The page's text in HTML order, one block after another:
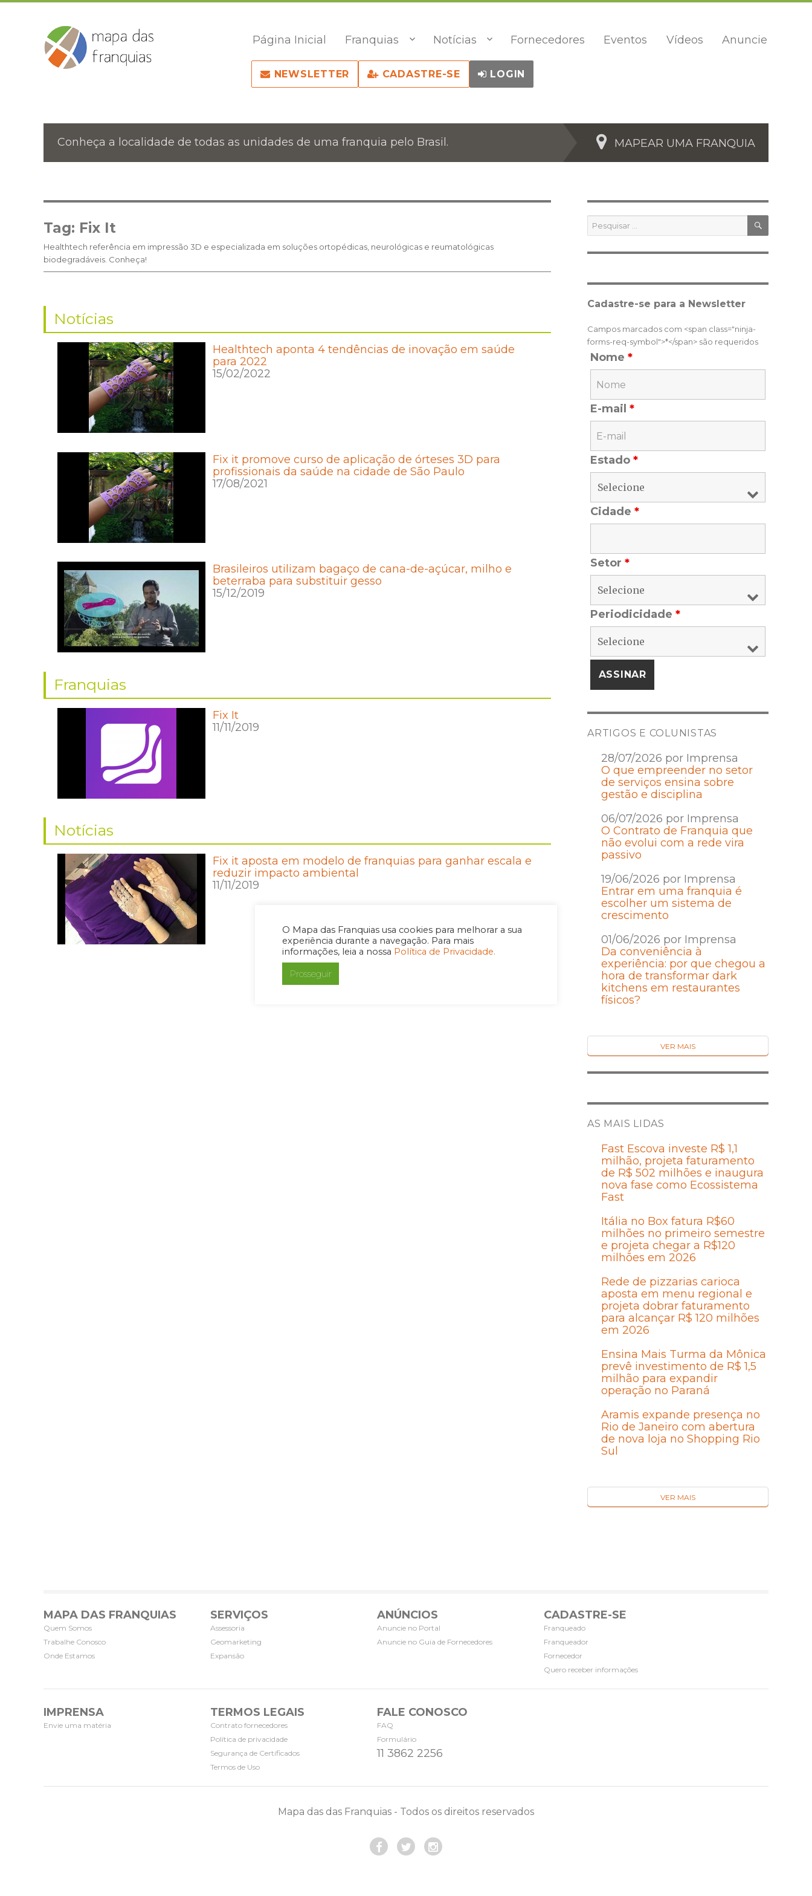
O Mapa das Franquias usa cookies para melhorar a sua
experiência durante a navegação. Para mais
informações, leia a nossa Política de Privacidade.
Prosseguir
Página Inicial Franquias Notícias Fornecedores Eventos Vídeos Anuncie
NEWSLETTER CADASTRE-SE LOGIN
Conheça a localidade de todas as unidades de uma franquia pelo Brasil. MAPEAR UMA FRANQUIA
Tag: Fix It
Healthtech referência em impressão 3D e especializada em soluções ortopédicas, neurológicas e reumatológicas
biodegradáveis. Conheça!
Notícias
Healthtech aponta 4 tendências de inovação em saúde
para 2022
15/02/2022
Fix it promove curso de aplicação de órteses 3D para
profissionais da saúde na cidade de São Paulo
17/08/2021
Brasileiros utilizam bagaço de cana-de-açúcar, milho e
beterraba para substituir gesso
15/12/2019
Franquias
Fix It
11/11/2019
Notícias
Fix it aposta em modelo de franquias para ganhar escala e
reduzir impacto ambiental
11/11/2019
Pesquisar
por:
Cadastre-se para a Newsletter
Campos marcados com <span class="ninja-
forms-req-symbol">*</span> são requeridos
Nome *
E-mail *
Estado *
Cidade *
Setor *
Periodicidade *
ARTIGOS E COLUNISTAS
28/07/2026 por Imprensa
O que empreender no setor
de serviços ensina sobre
gestão e disciplina
06/07/2026 por Imprensa
O Contrato de Franquia que
não evolui com a rede vira
passivo
19/06/2026 por Imprensa
Entrar em uma franquia é
escolher um sistema de
crescimento
01/06/2026 por Imprensa
Da conveniência à
experiência: por que chegou a
hora de transformar dark
kitchens em restaurantes
físicos?
VER MAIS
AS MAIS LIDAS
Fast Escova investe R$ 1,1
milhão, projeta faturamento
de R$ 502 milhões e inaugura
nova fase como Ecossistema
Fast
Itália no Box fatura R$60
milhões no primeiro semestre
e projeta chegar a R$120
milhões em 2026
Rede de pizzarias carioca
aposta em menu regional e
projeta dobrar faturamento
para alcançar R$ 120 milhões
em 2026
Ensina Mais Turma da Mônica
prevê investimento de R$ 1,5
milhão para expandir
operação no Paraná
Aramis expande presença no
Rio de Janeiro com abertura
de nova loja no Shopping Rio
Sul
VER MAIS
MAPA DAS FRANQUIAS
Quem Somos
Trabalhe Conosco
Onde Estamos
SERVIÇOS
Assessoria
Geomarketing
Expansão
ANÚNCIOS
Anuncie no Portal
Anuncie no Guia de Fornecedores
CADASTRE-SE
Franqueado
Franqueador
Fornecedor
Quero receber informações
IMPRENSA
Envie uma matéria
TERMOS LEGAIS
Contrato fornecedores
Política de privacidade
Segurança de Certificados
Termos de Uso
FALE CONOSCO
FAQ
Formulário
11 3862 2256
Mapa das das Franquias - Todos os direitos reservados